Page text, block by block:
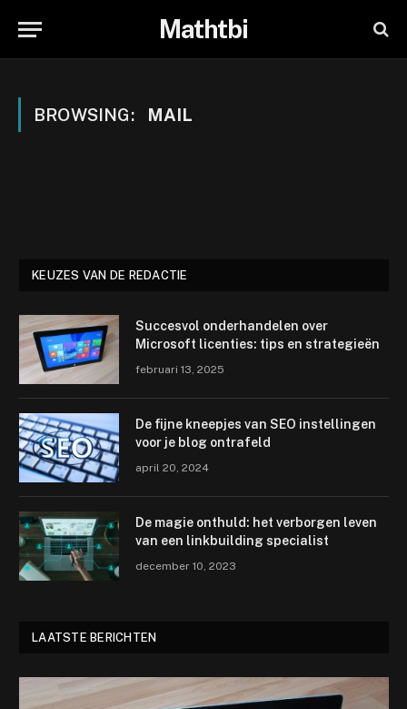
Mathtbi
BROWSING: MAIL
KEUZES VAN DE REDACTIE
Succesvol onderhandelen over
Microsoft licenties: tips en strategieën
februari 13, 2025
De fijne kneepjes van SEO instellingen
voor je blog ontrafeld
april 20, 2024
De magie onthuld: het verborgen leven
van een linkbuilding specialist
december 10, 2023
LAATSTE BERICHTEN